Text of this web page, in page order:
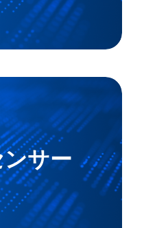
サー